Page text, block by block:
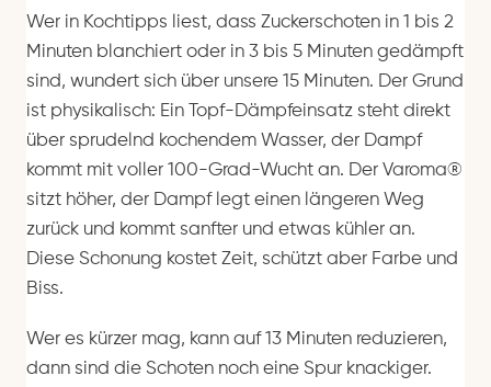
Wer in Kochtipps liest, dass Zuckerschoten in 1 bis 2
Minuten blanchiert oder in 3 bis 5 Minuten gedämpft
sind, wundert sich über unsere 15 Minuten. Der Grund
ist physikalisch: Ein Topf-Dämpfeinsatz steht direkt
über sprudelnd kochendem Wasser, der Dampf
kommt mit voller 100-Grad-Wucht an. Der Varoma®
sitzt höher, der Dampf legt einen längeren Weg
zurück und kommt sanfter und etwas kühler an.
Diese Schonung kostet Zeit, schützt aber Farbe und
Biss.
Wer es kürzer mag, kann auf 13 Minuten reduzieren,
dann sind die Schoten noch eine Spur knackiger.